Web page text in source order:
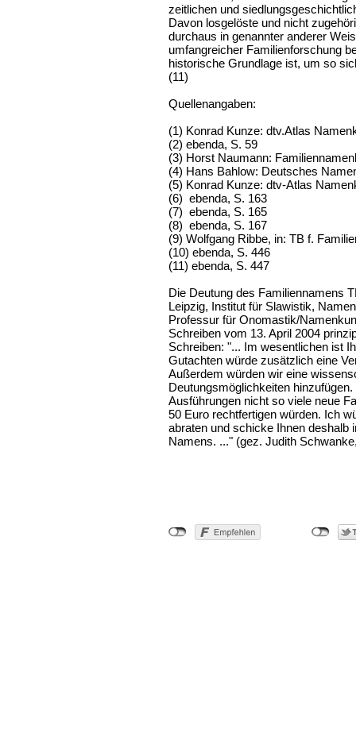
zeitlichen und
Davon losgelöste und nicht
durchaus in genannter anderer
umfangreicher Familienforschung
historische Grundlage ist, um so
(11)
Quellenangaben:
(1) Konrad Kunze: dtv.Atlas
(2) ebenda, S. 59
(3) Horst Naumann:
(4) Hans Bahlow: Deutsches
(5) Konrad Kunze: dtv-Atlas
(6) ebenda, S. 163
(7) ebenda, S. 165
(8) ebenda, S. 167
(9) Wolfgang Ribbe, in: TB f.
(10) ebenda, S. 446
(11) ebenda, S. 447
Die Deutung des Familiennamens
Leipzig, Institut für Slawistik,
Professur für Onomastik/
Schreiben vom 13. April 2004
Schreiben: "... Im wesentlichen ist
Gutachten würde zusätzlich eine
Außerdem würden wir eine
Deutungsmöglichkeiten
Ausführungen nicht so viele neue
50 Euro rechtfertigen würden. Ich
abraten und schicke Ihnen deshalb
Namens. ..." (gez. Judith